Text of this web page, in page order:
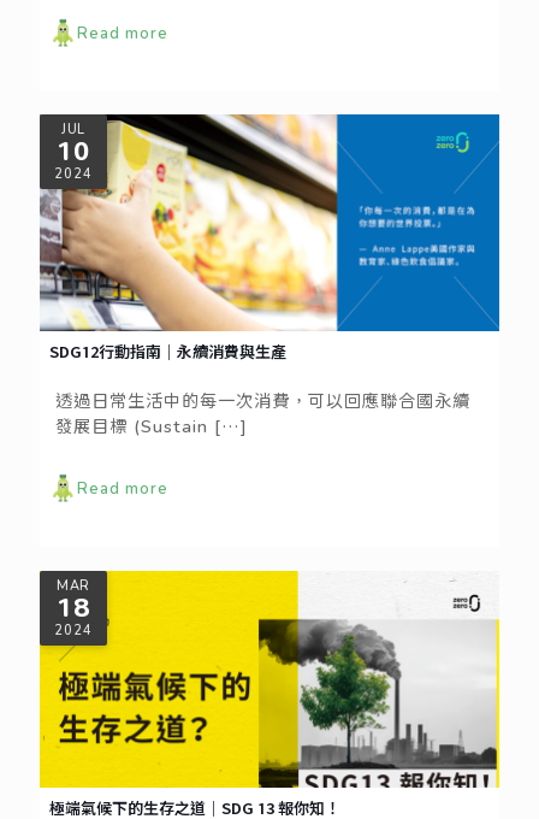
Read more
JUL
10
2024
SDG12行動指南｜永續消費與生產
透過日常生活中的每一次消費，可以回應聯合國永續
發展目標 (Sustain […]
Read more
MAR
18
2024
極端氣候下的生存之道｜SDG 13 報你知！